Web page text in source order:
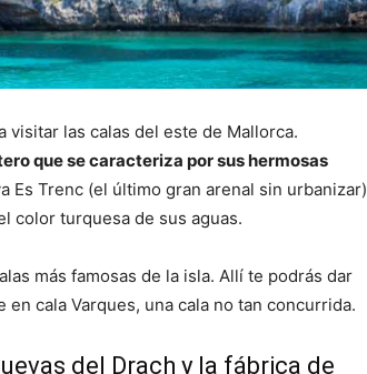
visitar las calas del este de Mallorca.
que se caracteriza por sus hermosas
Es Trenc (el último gran arenal sin urbanizar)
color turquesa de sus aguas.
más famosas de la isla. Allí te podrás dar
cala Varques, una cala no tan concurrida.
del Drach y la fábrica de